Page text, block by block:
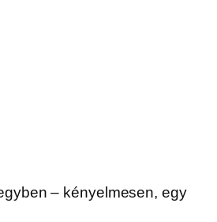
– kényelmesen, egy